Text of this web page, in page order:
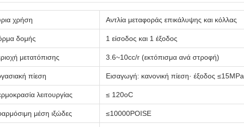
χρήση Αντλία μεταφοράς επικάλυψης και κόλλας
δομής 1 είσοδος και 1 έξοδος
μετατόπισης 3.6~10cc/r (εκτόπισμα ανά στροφή)
πίεση Εισαγωγή: κανονική πίεση· έξοδος ≤15MPa
λειτουργίας ≤ 120oC
μέση ιξώδες ≤10000POISE